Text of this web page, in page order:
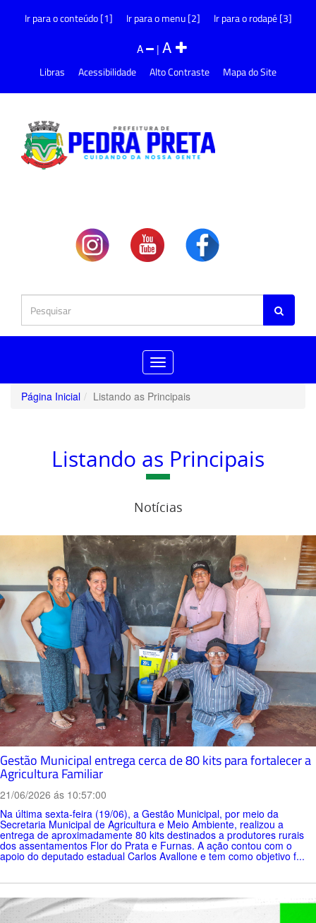
Ir para o conteúdo [1] Ir para o menu [2] Ir para o rodapé [3]
A |A
Libras Acessibilidade Alto Contraste Mapa do Site
Toggle
navigation
Página Inicial
Listando as Principais
Listando as Principais
Notícias
Gestão Municipal entrega cerca de 80 kits para fortalecer a
Agricultura Familiar
21/06/2026 ás 10:57:00
Na última sexta-feira (19/06), a Gestão Municipal, por meio da
Secretaria Municipal de Agricultura e Meio Ambiente, realizou a
entrega de aproximadamente 80 kits destinados a produtores rurais
dos assentamentos Flor do Prata e Furnas. A ação contou com o
apoio do deputado estadual Carlos Avallone e tem como objetivo f...